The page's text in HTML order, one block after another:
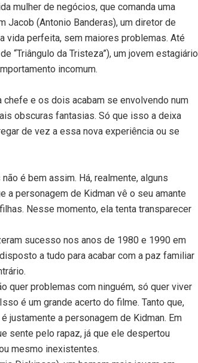
mulher de negócios, que comanda uma
Jacob (Antonio Banderas), um diretor de
vida perfeita, sem maiores problemas. Até
“Triângulo da Tristeza”), um jovem estagiário
incomum.
e os dois acabam se envolvendo num
obscuras fantasias. Só que isso a deixa
de vez a essa nova experiência ou se
é bem assim. Há, realmente, alguns
a personagem de Kidman vê o seu amante
Nesse momento, ela tenta transparecer
sucesso nos anos de 1980 e 1990 em
a tudo para acabar com a paz familiar
quer problemas com ninguém, só quer viver
é um grande acerto do filme. Tanto que,
justamente a personagem de Kidman. Em
sente pelo rapaz, já que ele despertou
mesmo inexistentes.